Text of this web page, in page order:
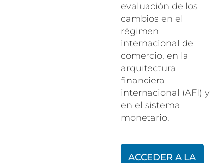
evaluación de los
cambios en el
régimen
internacional de
comercio, en la
arquitectura
financiera
internacional (AFI) y
en el sistema
monetario.
ACCEDER A LA